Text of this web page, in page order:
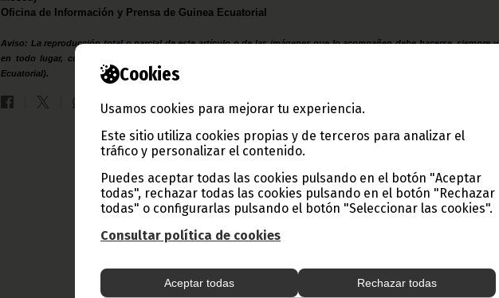
Cookies
Usamos cookies para mejorar tu experiencia.
Este sitio utiliza cookies propias y de terceros para analizar el
tráfico y personalizar el contenido.
Puedes aceptar todas las cookies pulsando en el botón "Aceptar
todas", rechazar todas las cookies pulsando en el botón "Rechazar
todas" o configurarlas pulsando el botón "Seleccionar las cookies".
Consultar política de cookies
Aceptar todas Rechazar todas
Oficina de Información y Prensa de Guinea Ecuatorial
Aviso: La reproducción total o parcial de este artículo o de las imágenes que lo acompañen debe hacerse, siempre y
en todo lugar, con la mención de la fuente de origen de la misma (Oficina de Información y Prensa de Guinea
Ecuatorial).